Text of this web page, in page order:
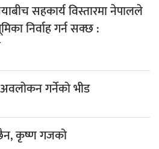
सहकार्य विस्तारमा नेपालले
निर्वाह गर्न सक्छ :
गर्नेको भीड
कृष्ण गजको